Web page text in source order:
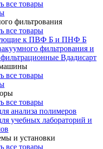
все товары
фильтрования
все товары
к ПВФ Б и ПНФ Б
фильтрования и
Вдадисарт
все товары
все товары
анализа полимеров
учебных лабораторий и
и установки
все товары